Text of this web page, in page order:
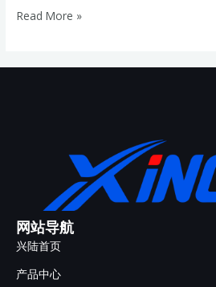
Read More »
网站导航
兴陆首页
产品中心